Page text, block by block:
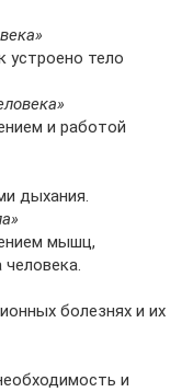
устроено тело
и работой
дыхания.
мышц,
болезнях и их
и